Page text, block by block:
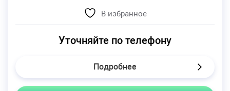
В избранное
Уточняйте по телефону
Подробнее